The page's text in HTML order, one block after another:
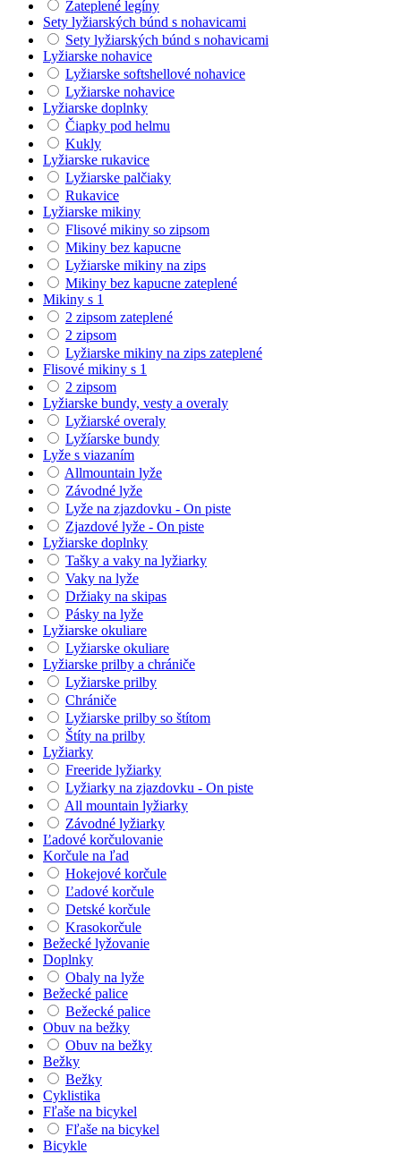
Zateplené legíny
Sety lyžiarských búnd s nohavicami
Sety lyžiarských búnd s nohavicami
Lyžiarske nohavice
Lyžiarske softshellové nohavice
Lyžiarske nohavice
Lyžiarske doplnky
Čiapky pod helmu
Kukly
Lyžiarske rukavice
Lyžiarske palčiaky
Rukavice
Lyžiarske mikiny
Flisové mikiny so zipsom
Mikiny bez kapucne
Lyžiarske mikiny na zips
Mikiny bez kapucne zateplené
Mikiny s 1
2 zipsom zateplené
2 zipsom
Lyžiarske mikiny na zips zateplené
Flisové mikiny s 1
2 zipsom
Lyžiarske bundy, vesty a overaly
Lyžiarské overaly
Lyžíarske bundy
Lyže s viazaním
Allmountain lyže
Závodné lyže
Lyže na zjazdovku - On piste
Zjazdové lyže - On piste
Lyžiarske doplnky
Tašky a vaky na lyžiarky
Vaky na lyže
Držiaky na skipas
Pásky na lyže
Lyžiarske okuliare
Lyžiarske okuliare
Lyžiarske prilby a chrániče
Lyžiarske prilby
Chrániče
Lyžiarske prilby so štítom
Štíty na prilby
Lyžiarky
Freeride lyžiarky
Lyžiarky na zjazdovku - On piste
All mountain lyžiarky
Závodné lyžiarky
Ľadové korčulovanie
Korčule na ľad
Hokejové korčule
Ľadové korčule
Detské korčule
Krasokorčule
Bežecké lyžovanie
Doplnky
Obaly na lyže
Bežecké palice
Bežecké palice
Obuv na bežky
Obuv na bežky
Bežky
Bežky
Cyklistika
Fľaše na bicykel
Fľaše na bicykel
Bicykle